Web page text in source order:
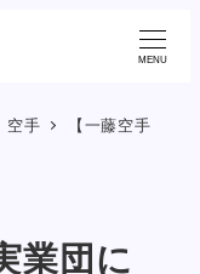
MENU
空手
【一藤空手
業団に